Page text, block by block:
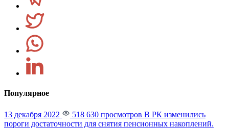
Популярное
13 декабря 2022 518 630 просмотров В РК изменились
пороги достаточности для снятия пенсионных накоплений.